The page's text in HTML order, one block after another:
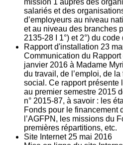
mission 1 auprès des
salariés et des
d’employeurs au niveau
et au niveau des branches
2135‐28 I 1°) et 2°) du
Rapport d'installation 23
Communication du
janvier 2016 à Madame
du travail, de l’emploi, de
social. Ce rapport
au premier semestre 2015
n° 2015-87, à savoir : les
Fonds pour le financement
l’AGFPN, les missions du
premières répartitions, etc.
Site Internet 25 mai 2016